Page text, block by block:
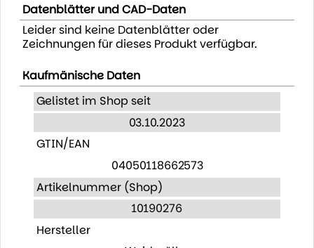
Datenblätter und CAD-Daten
Leider sind keine Datenblätter oder
Zeichnungen für dieses Produkt verfügbar.
Kaufmänische Daten
Gelistet im Shop seit
03.10.2023
GTIN/EAN
04050118662573
Artikelnummer (Shop)
10190276
Hersteller